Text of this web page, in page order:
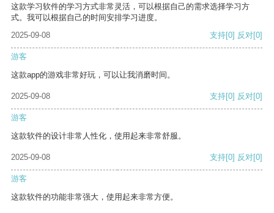
这款学习软件的学习方式非常灵活，可以根据自己的需求选择学习方
式。我可以根据自己的时间安排学习进度。
2025-09-08
支持[0] 反对[0]
游客
这款app的游戏非常好玩，可以让我消磨时间。
2025-09-08 支持[0] 反对[0]
游客
这款软件的设计非常人性化，使用起来非常舒服。
2025-09-08 支持[0] 反对[0]
游客
这款软件的功能非常强大，使用起来非常方便。